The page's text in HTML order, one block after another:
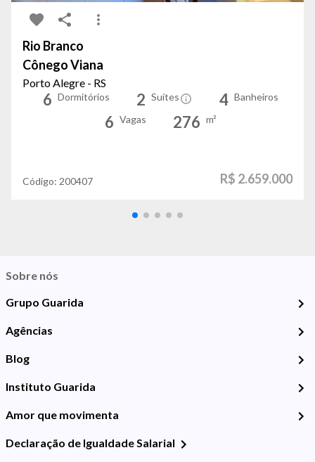
Rio Branco
Cônego Viana
Porto Alegre - RS
6 Dormitórios 2 Suítes 4 Banheiros
6 Vagas 276 m²
Código: 200407 R$ 2.659.000
Sobre nós
Grupo Guarida
Agências
Blog
Instituto Guarida
Amor que movimenta
Declaração de Igualdade Salarial